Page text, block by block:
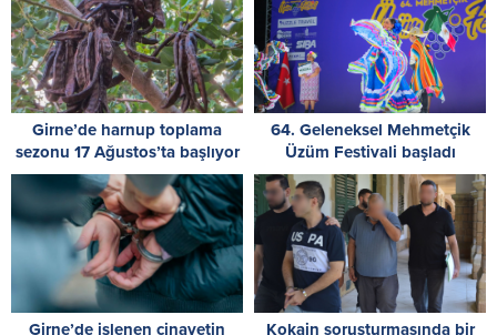
Girne’de harnup toplama
sezonu 17 Ağustos’ta başlıyor
64. Geleneksel Mehmetçik
Üzüm Festivali başladı
Girne’de işlenen cinayetin Kokain soruşturmasında bir